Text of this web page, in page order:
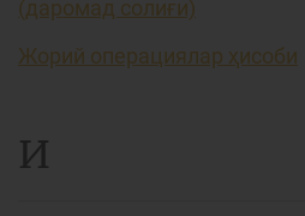
(даромад солиғи)
Жорий операциялар ҳисоби
И